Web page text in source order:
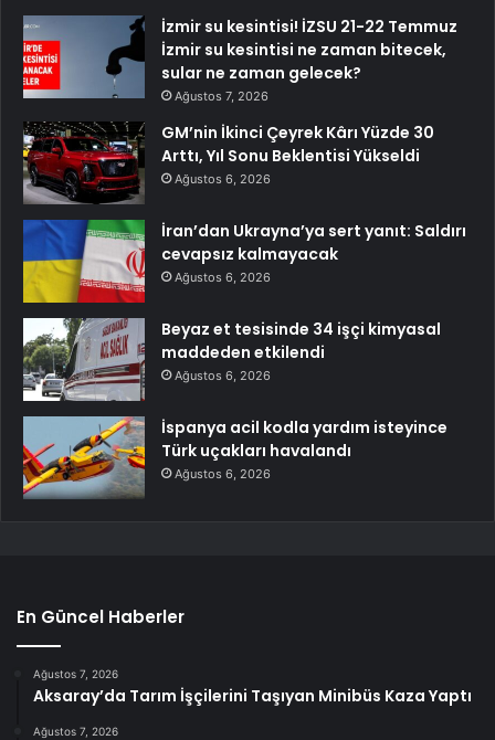
İzmir su kesintisi! İZSU 21-22 Temmuz
İzmir su kesintisi ne zaman bitecek,
sular ne zaman gelecek?
Ağustos 7, 2026
GM’nin İkinci Çeyrek Kârı Yüzde 30
Arttı, Yıl Sonu Beklentisi Yükseldi
Ağustos 6, 2026
İran’dan Ukrayna’ya sert yanıt: Saldırı
cevapsız kalmayacak
Ağustos 6, 2026
Beyaz et tesisinde 34 işçi kimyasal
maddeden etkilendi
Ağustos 6, 2026
İspanya acil kodla yardım isteyince
Türk uçakları havalandı
Ağustos 6, 2026
En Güncel Haberler
Ağustos 7, 2026
Aksaray’da Tarım İşçilerini Taşıyan Minibüs Kaza Yaptı
Ağustos 7, 2026